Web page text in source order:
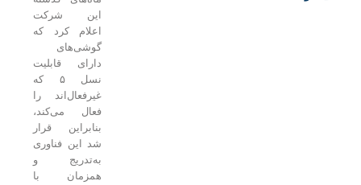
این شرکت
اعلام کرد که
گوشی‌های
دارای قابلیت
نسل ۵ که
غیرفعال‌اند را
فعال می‌کند،
بنابراین قرار
شد این فناوری
به‌تدریج و
همزمان با